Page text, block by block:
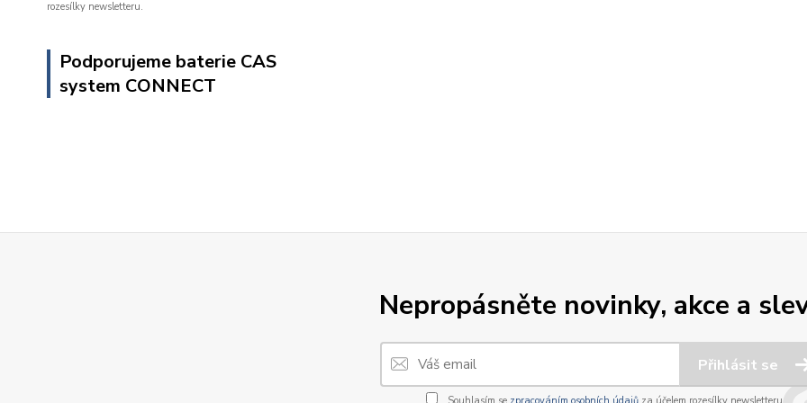
rozesílky newsletteru.
Podporujeme baterie CAS
system CONNECT
Nepropásněte novinky, akce a
Přihlásit se